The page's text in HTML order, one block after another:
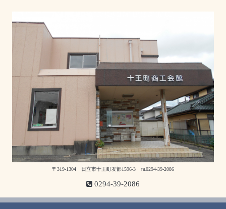
〒319-1304 日立市十王町友部1596-3 ℡0294-39-2086
0294-39-2086